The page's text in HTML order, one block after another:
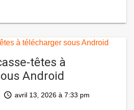
têtes à
Android
access_time avril 13, 2026 à 7:33 pm